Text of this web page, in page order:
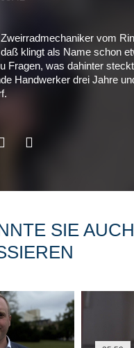
vom
klingt als Name schon
Fragen, was dahinter
Handwerker drei Jahre
SIE AUCH